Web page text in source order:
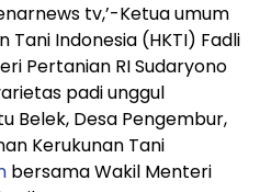
tv,’-Ketua umum
Tani Indonesia (HKTI) Fadli
Pertanian RI Sudaryono
padi unggul
Belek, Desa Pengembur,
Kerukunan Tani
bersama Wakil Menteri